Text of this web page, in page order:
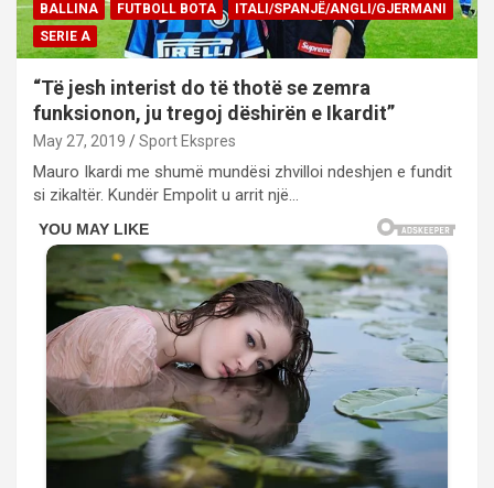
BALLINA FUTBOLL BOTA
ITALI/SPANJË/ANGLI/GJERMANI
SERIE A
“Të jesh interist do të thotë se zemra
funksionon, ju tregoj dëshirën e Ikardit”
May 27, 2019 Sport Ekspres
Mauro Ikardi me shumë mundësi zhvilloi ndeshjen e fundit
si zikaltër. Kundër Empolit u arrit një…